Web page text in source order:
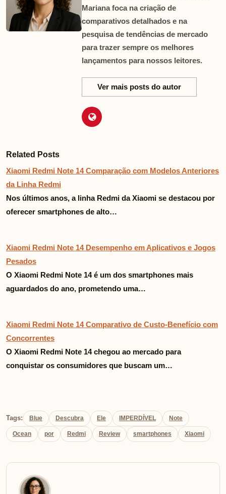
Mariana foca na criação de
comparativos detalhados e na
pesquisa de tendências de mercado
para trazer sempre os melhores
lançamentos para nossos leitores.
Ver mais posts do autor
Related Posts
Xiaomi Redmi Note 14 Comparação com Modelos Anteriores
da Linha Redmi
Nos últimos anos, a linha Redmi da Xiaomi se destacou por
oferecer smartphones de alto…
Xiaomi Redmi Note 14 Desempenho em Aplicativos e Jogos
Pesados
O Xiaomi Redmi Note 14 é um dos smartphones mais
aguardados do ano, prometendo uma…
Xiaomi Redmi Note 14 Comparativo de Custo-Benefício com
Concorrentes
O Xiaomi Redmi Note 14 chegou ao mercado para
conquistar os consumidores que buscam um…
Tags: Blue Descubra Ele IMPERDÍVEL Note
Ocean por Redmi Review smartphones Xiaomi